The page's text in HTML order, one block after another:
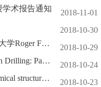
学术报告通知
2018-11-01
2018-10-30
10月30日加拿大不列颠哥伦比亚大学Roger Francois教授学术报告
2018-10-29
蓝海论坛第27期：Scientific Ocean Drilling: Past, Present and Future
2018-10-24
蓝海论坛第26期：The thermochemical structure of the lithosphere in space and time: New concepts for characterization and resource exploration.
2018-10-23